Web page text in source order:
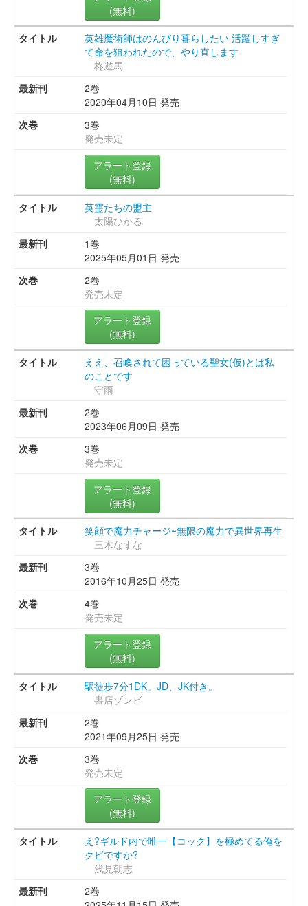
(無料)
英雄魔術師はのんびり暮らしたい 活躍しすぎ
て命を狙われたので、やり直します
柊遊馬
2巻
2020年04月10日 発売
3巻
発売未定
アラート登録
(無料)
英霊たちの盟主
太陽ひかる
1巻
2025年05月01日 発売
2巻
発売未定
アラート登録
(無料)
ええ、召喚されて困っている聖女(仮)とは私
のことです
守雨
2巻
2023年06月09日 発売
3巻
発売未定
アラート登録
(無料)
笑顔で魔力チャージ~無限の魔力で異世界再生
三木なずな
3巻
2016年10月25日 発売
4巻
発売未定
アラート登録
(無料)
駅徒歩7分1DK。JD、JK付き。
書店ゾンビ
2巻
2021年09月25日 発売
3巻
発売未定
アラート登録
(無料)
え?ギルド内で唯一【コック】を極めてる俺を
クビですか?
浅見朝志
2巻